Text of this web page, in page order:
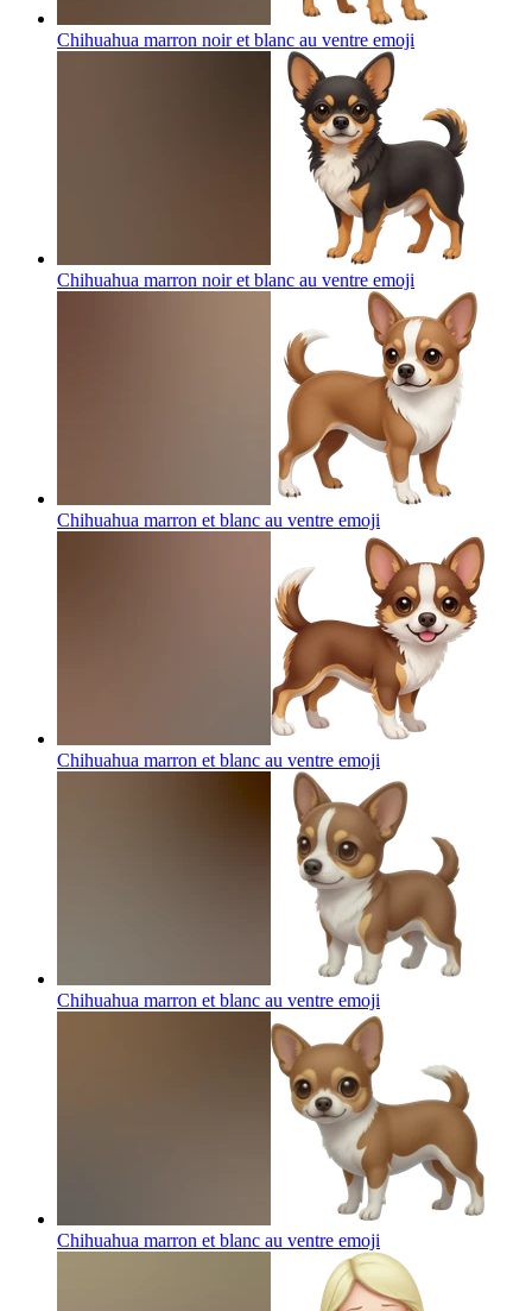
Chihuahua marron noir et blanc au ventre emoji
Chihuahua marron noir et blanc au ventre emoji
Chihuahua marron et blanc au ventre emoji
Chihuahua marron et blanc au ventre emoji
Chihuahua marron et blanc au ventre emoji
Chihuahua marron et blanc au ventre emoji